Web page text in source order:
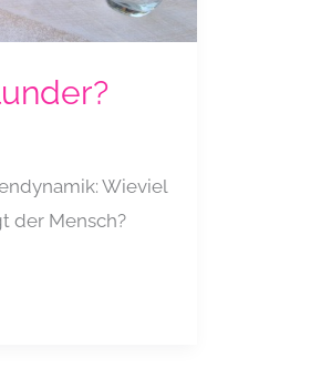
Wieviel
der Mensch?